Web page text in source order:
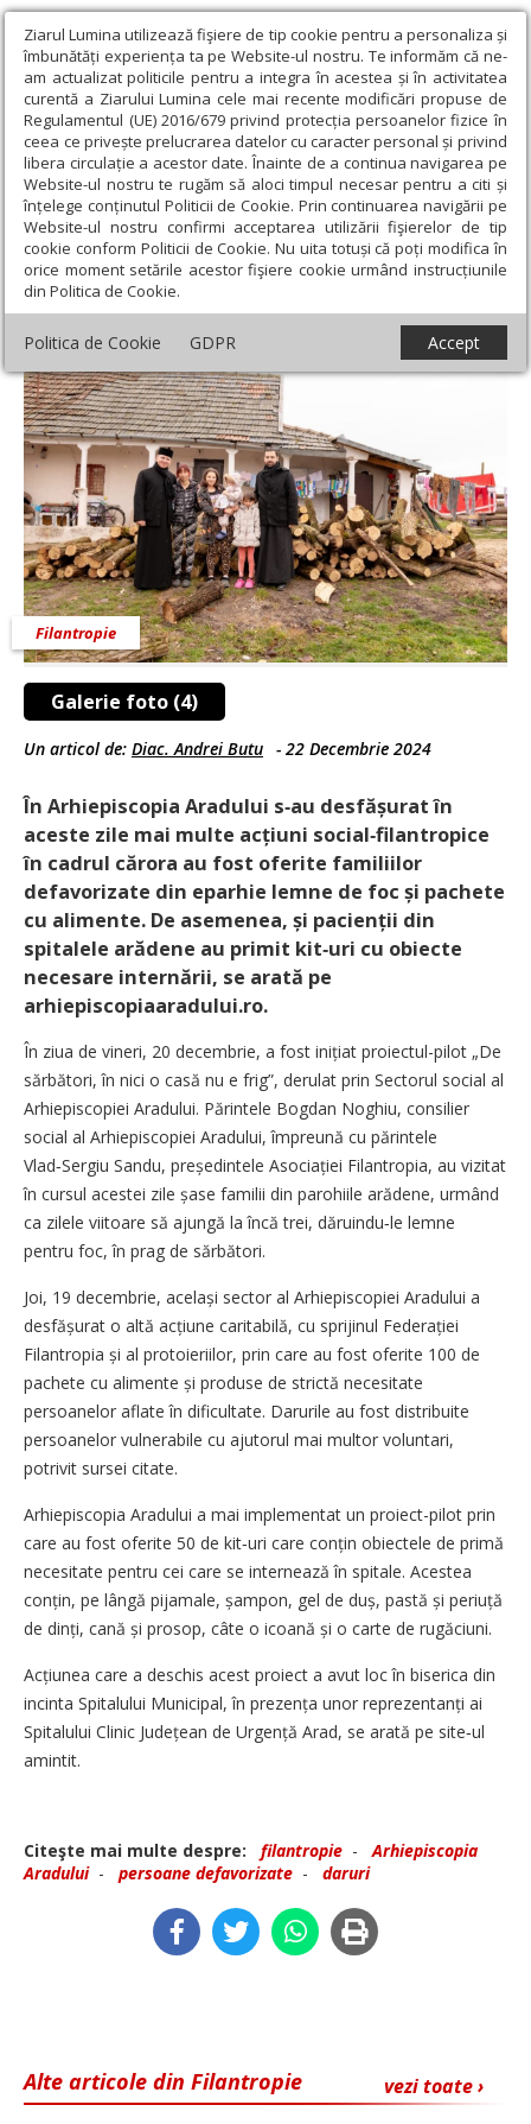
Ziarul Lumina utilizează fişiere de tip cookie pentru a personaliza și
îmbunătăți experiența ta pe Website-ul nostru. Te informăm că ne-
am actualizat politicile pentru a integra în acestea și în activitatea
curentă a Ziarului Lumina cele mai recente modificări propuse de
Regulamentul (UE) 2016/679 privind protecția persoanelor fizice în
ceea ce privește prelucrarea datelor cu caracter personal și privind
libera circulație a acestor date. Înainte de a continua navigarea pe
Website-ul nostru te rugăm să aloci timpul necesar pentru a citi și
înțelege conținutul Politicii de Cookie. Prin continuarea navigării pe
Website-ul nostru confirmi acceptarea utilizării fişierelor de tip
cookie conform Politicii de Cookie. Nu uita totuși că poți modifica în
orice moment setările acestor fişiere cookie urmând instrucțiunile
din Politica de Cookie.
Politica de Cookie GDPR Accept
Ziarul Lumina › Filantropie › Acțiuni social‑filantropice și proiecte-
pilot în Arhiepiscopia Aradului
Acțiuni social‑filantropice și proiecte-pilot
în Arhiepiscopia Aradului
Galerie foto (4)
Filantropie
Un articol de: Diac. Andrei Butu - 22 Decembrie 2024
În Arhiepiscopia Aradului s‑au desfășurat în
aceste zile mai multe acțiuni social‑filantropice
în cadrul cărora au fost oferite familiilor
defavorizate din eparhie lemne de foc și pachete
cu alimente. De asemenea, și pacienții din
spitalele arădene au primit kit‑uri cu obiecte
necesare internării, se arată pe
arhiepiscopiaaradului.ro.
În ziua de vineri, 20 decembrie, a fost inițiat proiectul-pilot „De
sărbători, în nici o casă nu e frig”, derulat prin Sectorul social al
Arhiepiscopiei Aradului. Părintele Bogdan Noghiu, consilier
social al Arhiepiscopiei Aradului, împreună cu părintele
Vlad‑Sergiu Sandu, președintele Asociației Filantropia, au vizitat
în cursul acestei zile șase familii din parohiile arădene, urmând
ca zilele viitoare să ajungă la încă trei, dăruindu‑le lemne
pentru foc, în prag de sărbători.
Joi, 19 decembrie, același sector al Arhiepiscopiei Aradului a
desfășurat o altă acțiune caritabilă, cu sprijinul Federației
Filantropia și al protoieriilor, prin care au fost oferite 100 de
pachete cu alimente și produse de strictă necesitate
persoanelor aflate în dificultate. Darurile au fost distribuite
persoanelor vulnerabile cu ajutorul mai multor voluntari,
potrivit sursei citate.
Arhiepiscopia Aradului a mai implementat un proiect-pilot prin
care au fost oferite 50 de kit‑uri care conțin obiectele de primă
necesitate pentru cei care se internează în spitale. Acestea
conțin, pe lângă pijamale, șampon, gel de duș, pastă și periuță
de dinți, cană și prosop, câte o icoană și o carte de rugăciuni.
Acțiunea care a deschis acest proiect a avut loc în biserica din
incinta Spitalului Municipal, în prezența unor reprezentanți ai
Spitalului Clinic Județean de Urgență Arad, se arată pe site‑ul
amintit.
Citeşte mai multe despre: filantropie -Arhiepiscopia
Aradului- persoane defavorizate - daruri
vezi toate ›
Alte articole din Filantropie